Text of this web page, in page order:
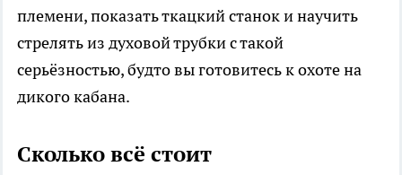
племени, показать ткацкий станок и научить
стрелять из духовой трубки с такой
серьёзностью, будто вы готовитесь к охоте на
дикого кабана.
Сколько всё стоит